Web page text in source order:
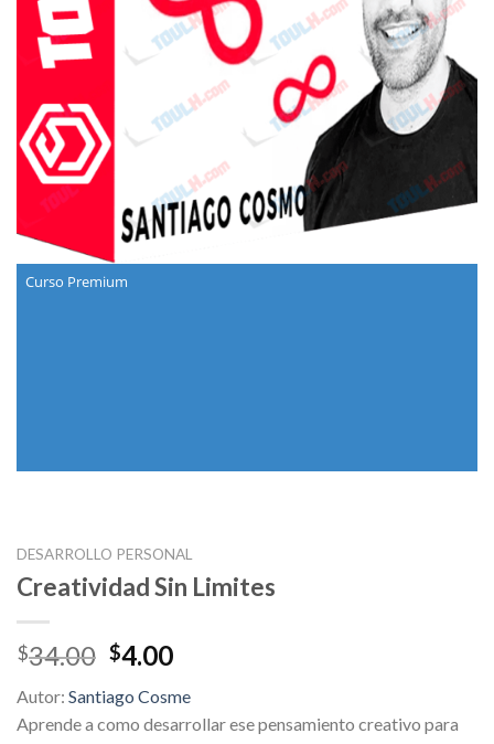
Curso Premium
DESARROLLO PERSONAL
Creatividad Sin Limites
$34.00 Original
was:
$34.00.
$4.00Current
is:
$4.00.
Autor: Santiago Cosme
Aprende a como desarrollar ese pensamiento creativo para